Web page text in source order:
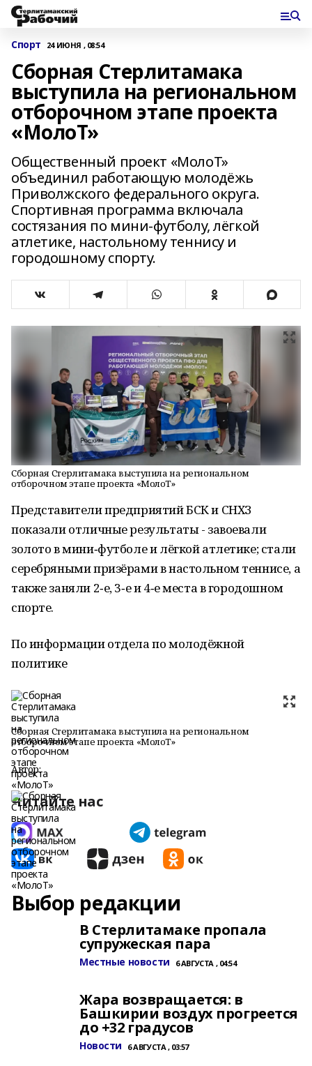
Спорт 24 ИЮНЯ , 08:54
Сборная Стерлитамака
выступила на региональном
отборочном этапе проекта
«МолоТ»
Общественный проект «МолоТ»
объединил работающую молодёжь
Приволжского федерального округа.
Спортивная программа включала
состязания по мини‑футболу, лёгкой
атлетике, настольному теннису и
городошному спорту.
Сборная Стерлитамака выступила на региональном
отборочном этапе проекта «МолоТ»
Представители предприятий БСК и СНХЗ
показали отличные результаты - завоевали
золото в мини‑футболе и лёгкой атлетике; стали
серебряными призёрами в настольном теннисе, а
также заняли 2‑е, 3‑е и 4‑е места в городошном
спорте.
По информации отдела по молодёжной
политике
Сборная Стерлитамака выступила на региональном
отборочном этапе проекта «МолоТ»
Автор:
Читайте нас
Выбор редакции
В Стерлитамаке пропала
супружеская пара
Местные новости 6 АВГУСТА , 04:54
Жара возвращается: в
Башкирии воздух прогреется
до +32 градусов
Новости 6 АВГУСТА , 03:57